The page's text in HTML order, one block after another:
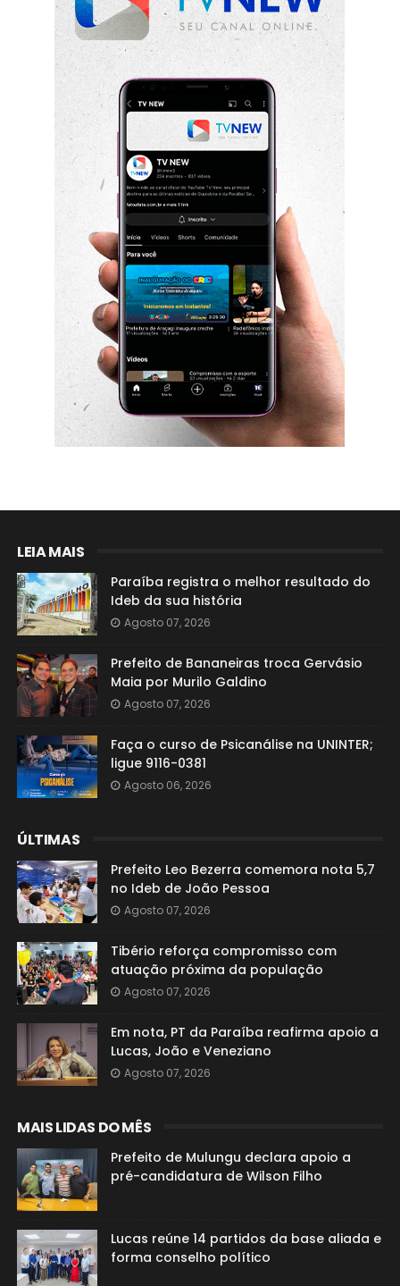
LEIA MAIS
Paraíba registra o melhor resultado do
Ideb da sua história
Agosto 07, 2026
Prefeito de Bananeiras troca Gervásio
Maia por Murilo Galdino
Agosto 07, 2026
Faça o curso de Psicanálise na UNINTER;
ligue 9116-0381
Agosto 06, 2026
ÚLTIMAS
Prefeito Leo Bezerra comemora nota 5,7
no Ideb de João Pessoa
Agosto 07, 2026
Tibério reforça compromisso com
atuação próxima da população
Agosto 07, 2026
Em nota, PT da Paraíba reafirma apoio a
Lucas, João e Veneziano
Agosto 07, 2026
MAIS LIDAS DO MÊS
Prefeito de Mulungu declara apoio a
pré-candidatura de Wilson Filho
Lucas reúne 14 partidos da base aliada e
forma conselho político